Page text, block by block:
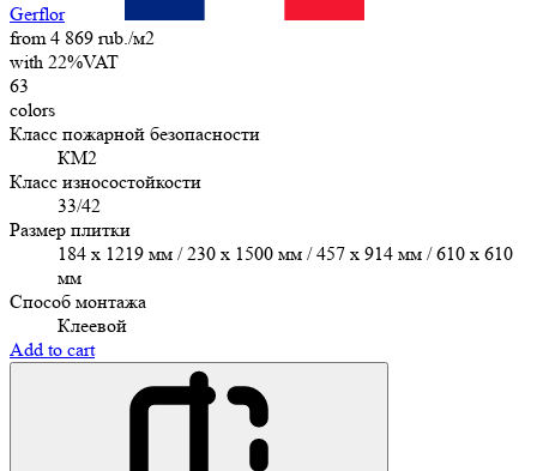
Gerflor
from 4 869 rub./м2
with 22%VAT
63
colors
Класс пожарной безопасности
КМ2
Класс износостойкости
33/42
Размер плитки
184 x 1219 мм / 230 x 1500 мм / 457 х 914 мм / 610 x 610
мм
Способ монтажа
Клеевой
Add to cart